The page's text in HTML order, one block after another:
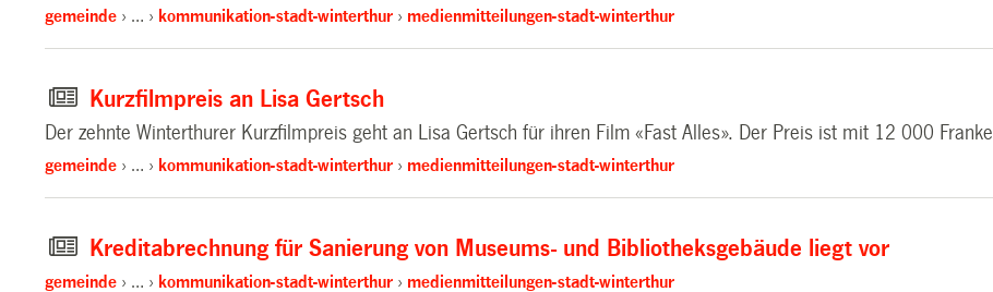
gemeinde … kommunikation-stadt-winterthur medienmitteilungen-stadt-winterthur
Kurzfilmpreis an Lisa Gertsch
Der zehnte Winterthurer Kurzfilmpreis geht an Lisa Gertsch für ihren Film «Fast Alles». Der Preis ist mit 12 000
gemeinde … kommunikation-stadt-winterthur medienmitteilungen-stadt-winterthur
Kreditabrechnung für Sanierung von Museums- und Bibliotheksgebäude liegt vor
gemeinde … kommunikation-stadt-winterthur medienmitteilungen-stadt-winterthur